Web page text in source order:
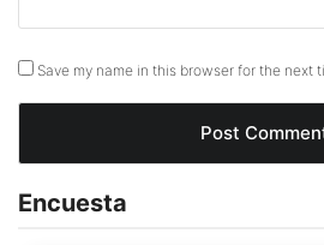
Save my name in this browser for the next
Encuesta